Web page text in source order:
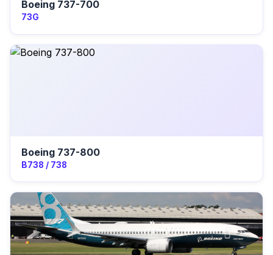
Boeing 737-700
73G
Boeing 737-800
B738 / 738